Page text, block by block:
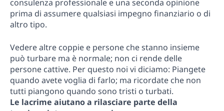
consulenza professionale e una seconda opinione
prima di assumere qualsiasi impegno finanziario o di
altro tipo.
Vedere altre coppie e persone che stanno insieme
può turbare ma è normale; non ci rende delle
persone cattive. Per questo noi vi diciamo: Piangete
quando avete voglia di farlo; ma ricordate che non
tutti piangono quando sono tristi o turbati.
Le lacrime aiutano a rilasciare parte della